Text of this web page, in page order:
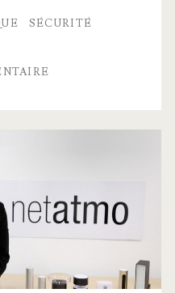
SÉCURITÉ